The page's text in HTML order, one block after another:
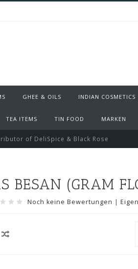
GHEE & OILS INDIAN COSMETICS
TEA ITEMS TIN FOOD MARKEN
of DeliSpice & Black Rose
BESAN (GRAM
Noch keine Bewertungen |